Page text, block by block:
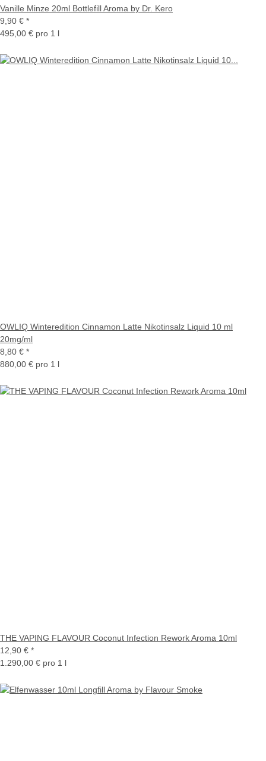
Vanille Minze 20ml Bottlefill Aroma by Dr. Kero
9,90 € *
495,00 € pro 1 l
OWLIQ Winteredition Cinnamon Latte Nikotinsalz Liquid 10 ml
20mg/ml
8,80 € *
880,00 € pro 1 l
THE VAPING FLAVOUR Coconut Infection Rework Aroma 10ml
12,90 € *
1.290,00 € pro 1 l